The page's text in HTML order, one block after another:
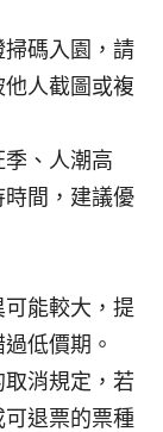
掃碼入園，請
人截圖或複
、人潮高
間，建議優
能較大，提
低價期。
消規定，若
退票的票種